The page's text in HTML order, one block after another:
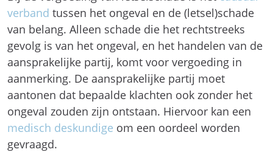
verband tussen het ongeval en de (letsel)schade
van belang. Alleen schade die het rechtstreeks
gevolg is van het ongeval, en het handelen van de
aansprakelijke partij, komt voor vergoeding in
aanmerking. De aansprakelijke partij moet
aantonen dat bepaalde klachten ook zonder het
ongeval zouden zijn ontstaan. Hiervoor kan een
medisch deskundige om een oordeel worden
gevraagd.